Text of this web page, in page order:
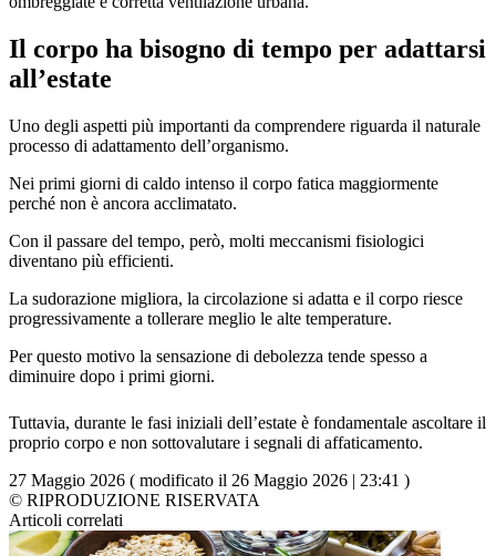
Il corpo ha bisogno di tempo per adattarsi
all’estate
Uno degli aspetti più importanti da comprendere riguarda il naturale
processo di adattamento dell’organismo.
Nei primi giorni di caldo intenso il corpo fatica maggiormente
perché non è ancora acclimatato.
Con il passare del tempo, però, molti meccanismi fisiologici
diventano più efficienti.
La sudorazione migliora, la circolazione si adatta e il corpo riesce
progressivamente a tollerare meglio le alte temperature.
Per questo motivo la sensazione di debolezza tende spesso a
diminuire dopo i primi giorni.
Tuttavia, durante le fasi iniziali dell’estate è fondamentale ascoltare il
proprio corpo e non sottovalutare i segnali di affaticamento.
27 Maggio 2026 ( modificato il 26 Maggio 2026 | 23:41 )
© RIPRODUZIONE RISERVATA
Articoli correlati